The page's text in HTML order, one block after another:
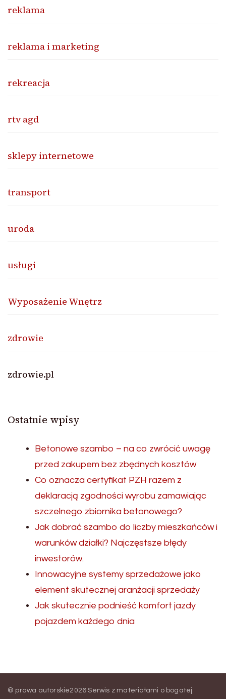
reklama
reklama i marketing
rekreacja
rtv agd
sklepy internetowe
transport
uroda
usługi
Wyposażenie Wnętrz
zdrowie
zdrowie.pl
Ostatnie wpisy
Betonowe szambo – na co zwrócić uwagę
przed zakupem bez zbędnych kosztów
Co oznacza certyfikat PZH razem z
deklaracją zgodności wyrobu zamawiając
szczelnego zbiornika betonowego?
Jak dobrać szambo do liczby mieszkańców i
warunków działki? Najczęstsze błędy
inwestorów.
Innowacyjne systemy sprzedażowe jako
element skutecznej aranżacji sprzedaży
Jak skutecznie podnieść komfort jazdy
pojazdem każdego dnia
© prawa autorskie2026Serwis z materiałami o bogatej